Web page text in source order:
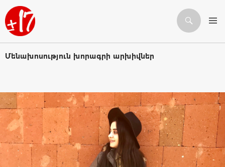
Որոնում
ԱՆՑՆԵԼ ԲՈՎԱՆԴԱԿՈՒԹՅԱՆԸ
Մենախոսություն խորագրի արխիվներ